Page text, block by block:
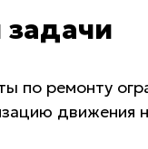
задачи
по ремонту
движения